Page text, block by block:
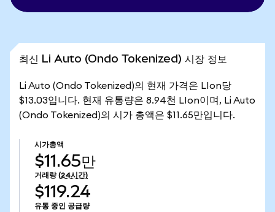
최신 Li Auto (Ondo Tokenized) 시장 정보
Li Auto (Ondo Tokenized)의 현재 가격은 LIon당
$13.03입니다. 현재 유통량은 8.94천 LIon이며, Li Auto
(Ondo Tokenized)의 시가 총액은 $11.65만입니다.
시가총액
$11.65만
거래량 (24시간)
$119.24
유통 중인 공급량